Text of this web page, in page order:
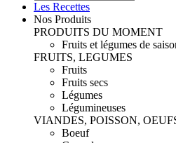
Les Recettes
Nos Produits
PRODUITS DU MOMENT
Fruits et légumes de
FRUITS, LEGUMES
Fruits
Fruits secs
Légumes
Légumineuses
VIANDES, POISSON,
Boeuf